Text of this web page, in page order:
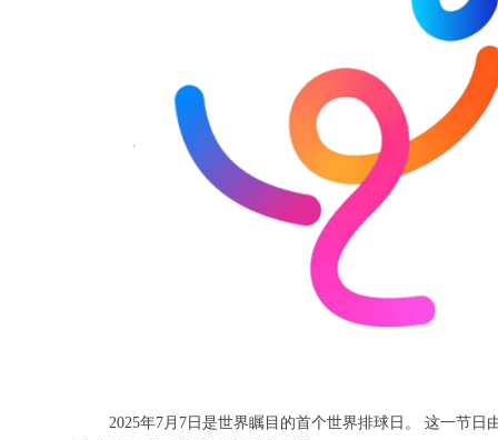
2025年7月7日是世界瞩目的首个世界排球日。 这一节日由